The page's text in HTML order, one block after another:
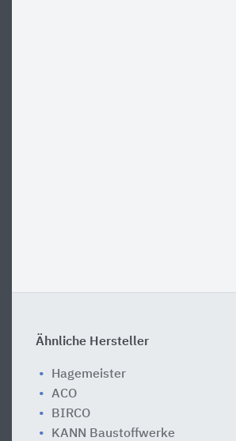
Ähnliche Hersteller
Hagemeister
ACO
BIRCO
KANN Baustoffwerke